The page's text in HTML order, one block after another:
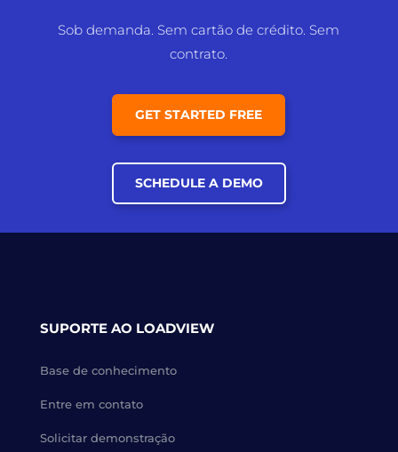
Sob demanda. Sem cartão de crédito. Sem
contrato.
GET STARTED FREE
SCHEDULE A DEMO
SUPORTE AO LOADVIEW
Base de conhecimento
Entre em contato
Solicitar demonstração